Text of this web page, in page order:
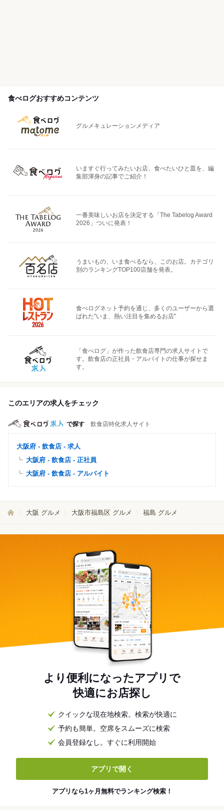
食べログおすすめコンテンツ
グルメキュレーションメディア
いますぐ行ってみたいお店、食べたいひと皿を、編
集部渾身の記事でご紹介！
一番美味しいお店を決定する「The Tabelog Award
2026」ついに発表！
うまいもの、いま食べるなら、このお店。カテゴリ
別のランキングTOP100店舗を発表。
食べログネット予約を通じ、多くのユーザーから選
ばれた"いま、熱い注目を集めるお店"
「食べログ」が作った飲食店専門の求人サイトで
す。飲食店の正社員・アルバイトの仕事が探せま
す。
このエリアの求人をチェック
で探す 飲食店特化求人サイト
大阪府 - 飲食店 - 求人
大阪府 - 飲食店 - 正社員
大阪府 - 飲食店 - アルバイト
大阪 グルメ 大阪市福島区 グルメ 福島 グルメ
より便利になったアプリで
快適にお店探し
クイックな現在地検索。検索が快適に
予約も簡単。空席をスムーズに検索
会員登録なし。すぐに利用開始
アプリで開く
アプリなら1ヶ月無料でランキング検索！